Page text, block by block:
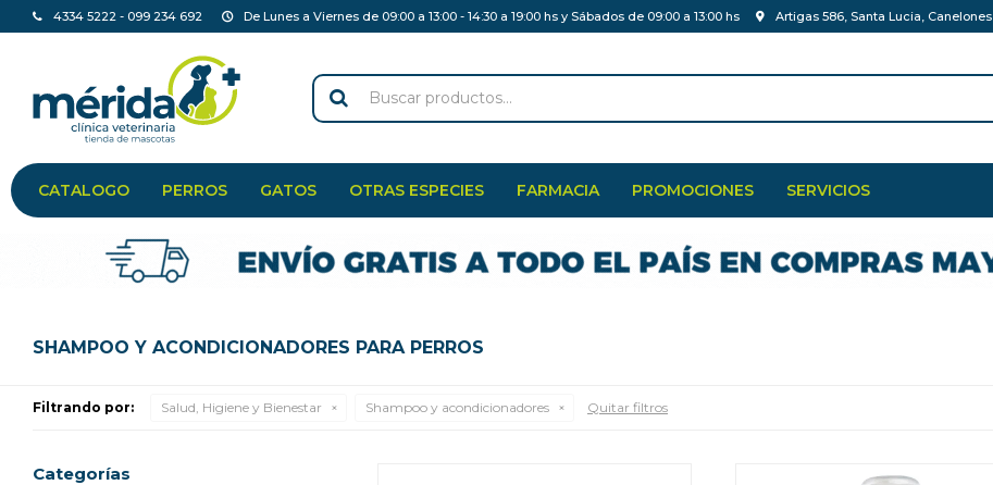
CATALOGO PERROS GATOS OTRAS ESPECIES FARMACIA PROMOCIONES SERVICIOS
4334 5222 - 099 234 692 De Lunes a Viernes de 09:00 a 13:00 - 14:30 a 19:00 hs y Sábados de 09:00 a 13:00 hs Artigas 586, Santa Lucia, Canelones
SHAMPOO Y ACONDICIONADORES PARA PERROS
Filtrando por: Salud, Higiene y Bienestar Shampoo y acondicionadores Quitar filtros
Categorías